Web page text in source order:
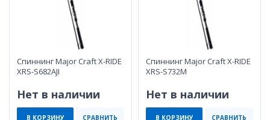
Спиннинг Major Craft X-RIDE
XRS-S682AJI
Нет в наличии
В КОРЗИНУ СРАВНИТЬ
Спиннинг Major Craft X-RIDE
XRS-S732M
Нет в наличии
В КОРЗИНУ СРАВНИТЬ